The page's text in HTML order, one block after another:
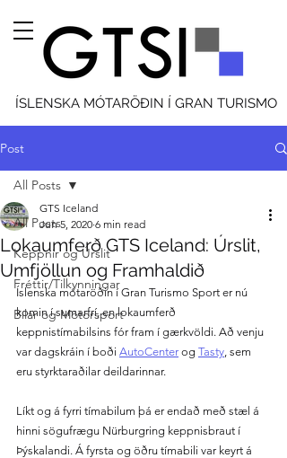
ÍSLENSKA MÓTARÖÐIN Í GRAN TURISMO
Post
All Posts
Keppnir og Úrslit
Fréttir/Tilkynningar
Bílar og Mótorsport
All Posts
Lokaumferð GTS Iceland: Úrslit,
Umfjöllun og Framhaldið
GTS Iceland
Jun 5, 2020 6 min read
Íslenska mótaröðin í Gran Turismo Sport er nú
komin í sumarfrí, en lokaumferð
keppnistímabilsins fór fram í gærkvöldi. Að venju
var dagskráin í boði AutoCenter og Tasty, sem
eru styrktaraðilar deildarinnar.
Líkt og á fyrri tímabilum þá er endað með stæl á
hinni sögufrægu Nürburgring keppnisbraut í
Þýskalandi. Á fyrsta og öðru tímabili var keyrt á